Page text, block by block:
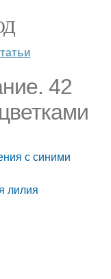
42
с синими
лилия